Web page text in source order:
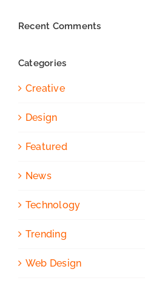
Recent Comments
Categories
Creative
Design
Featured
News
Technology
Trending
Web Design